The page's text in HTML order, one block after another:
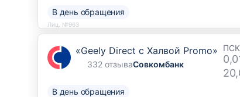
В день обращения
Лиц. №963
«Geely Direct с Халвой Promo»
332 отзываСовкомбанк
ПСК
В день обращения